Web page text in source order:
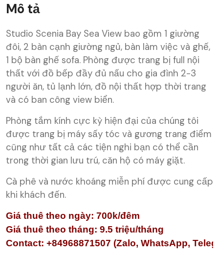
Mô tả
Studio Scenia Bay Sea View bao gồm 1 giường
đôi, 2 bàn cạnh giường ngủ, bàn làm việc và ghế,
1 bộ bàn ghế sofa. Phòng được trang bị full nội
thất với đồ bếp đầy đủ nấu cho gia đình 2-3
người ăn, tủ lạnh lớn, đồ nội thất hợp thời trang
và có ban công view biển.
Phòng tắm kính cực kỳ hiện đại của chúng tôi
được trang bị máy sấy tóc và gương trang điểm
cũng như tất cả các tiện nghi bạn có thể cần
trong thời gian lưu trú, căn hộ có máy giặt.
Cà phê và nước khoáng miễn phí được cung cấp
khi khách đến.
Giá thuê theo ngày: 700k/đêm
Giá thuê theo tháng: 9.5 triệu/tháng
Contact: +84968871507